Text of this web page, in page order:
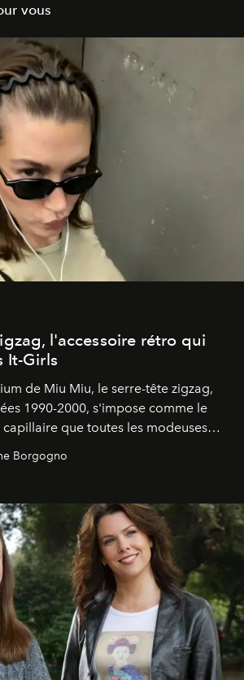
vous
l'accessoire rétro qui
It-Girls
de Miu Miu, le serre-tête zigzag,
1990-2000, s'impose comme le
que toutes les modeuses
Borgogno